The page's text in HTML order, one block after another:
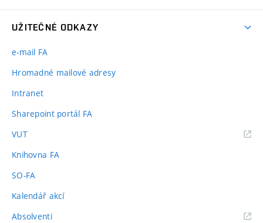
UŽITEČNÉ ODKAZY
e-mail FA
Hromadné mailové adresy
Intranet
Sharepoint portál FA
VUT(externí
Knihovna FA
SO-FA
Kalendář akcí
Absolventi(externí